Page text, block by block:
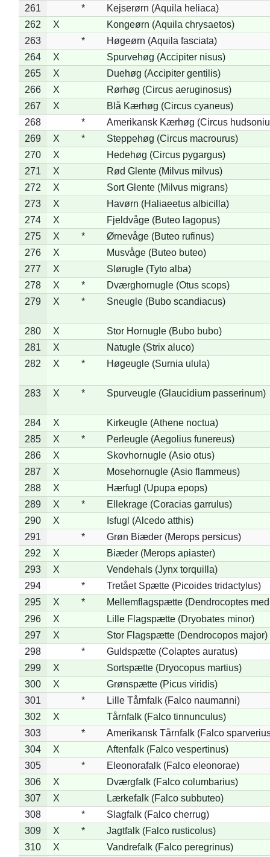
261
*
Kejserørn (Aquila heliaca)
262
X
Kongeørn (Aquila chrysaetos)
263
*
Høgeørn (Aquila fasciata)
264
X
Spurvehøg (Accipiter nisus)
265
X
Duehøg (Accipiter gentilis)
266
X
Rørhøg (Circus aeruginosus)
267
X
Blå Kærhøg (Circus cyaneus)
268
*
Amerikansk Kærhøg (Circus
269
X *
Steppehøg (Circus macrourus)
270
X
Hedehøg (Circus pygargus)
271
X
Rød Glente (Milvus milvus)
272
X
Sort Glente (Milvus migrans)
273
X
Havørn (Haliaeetus albicilla)
274
X
Fjeldvåge (Buteo lagopus)
275
X *
Ørnevåge (Buteo rufinus)
276
X
Musvåge (Buteo buteo)
277
X
Slørugle (Tyto alba)
278
X *
Dværghornugle (Otus scops)
279
X * Sneugle (Bubo scandiacus)
280 X
Stor Hornugle (Bubo bubo)
281
X
Natugle (Strix aluco)
282
X * Høgeugle (Surnia ulula)
283 X * Spurveugle (Glaucidium passerinum)
284 X
Kirkeugle (Athene noctua)
285
X *
Perleugle (Aegolius funereus)
286
X
Skovhornugle (Asio otus)
287
X
Mosehornugle (Asio flammeus)
288
X
Hærfugl (Upupa epops)
289
X *
Ellekrage (Coracias garrulus)
290
X
Isfugl (Alcedo atthis)
291
*
Grøn Biæder (Merops persicus)
292
X
Biæder (Merops apiaster)
293
X
Vendehals (Jynx torquilla)
294
*
Tretået Spætte (Picoides tridactylus)
295
X *
Mellemflagspætte (Dendrocoptes
296
X
Lille Flagspætte (Dryobates minor)
297
X
Stor Flagspætte (Dendrocopos major)
298
*
Guldspætte (Colaptes auratus)
299
X
Sortspætte (Dryocopus martius)
300
X
Grønspætte (Picus viridis)
301
*
Lille Tårnfalk (Falco naumanni)
302
X
Tårnfalk (Falco tinnunculus)
303
*
Amerikansk Tårnfalk (Falco
304
X
Aftenfalk (Falco vespertinus)
305
*
Eleonorafalk (Falco eleonorae)
306
X
Dværgfalk (Falco columbarius)
307
X
Lærkefalk (Falco subbuteo)
308
*
Slagfalk (Falco cherrug)
309
X *
Jagtfalk (Falco rusticolus)
310
X
Vandrefalk (Falco peregrinus)